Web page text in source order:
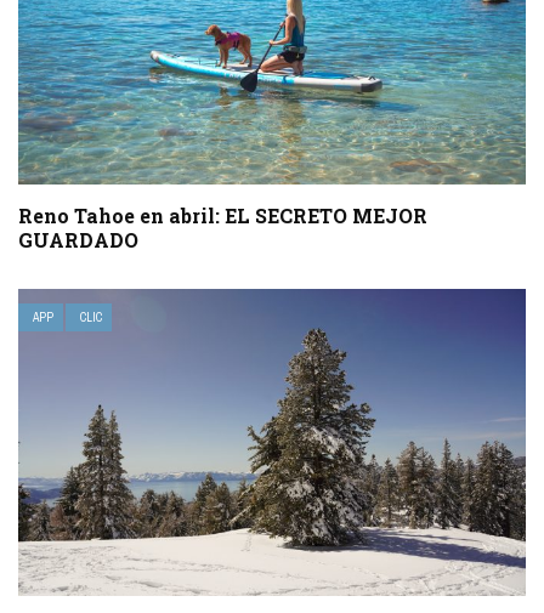
Reno Tahoe en abril: EL SECRETO MEJOR
GUARDADO
APP CLIC